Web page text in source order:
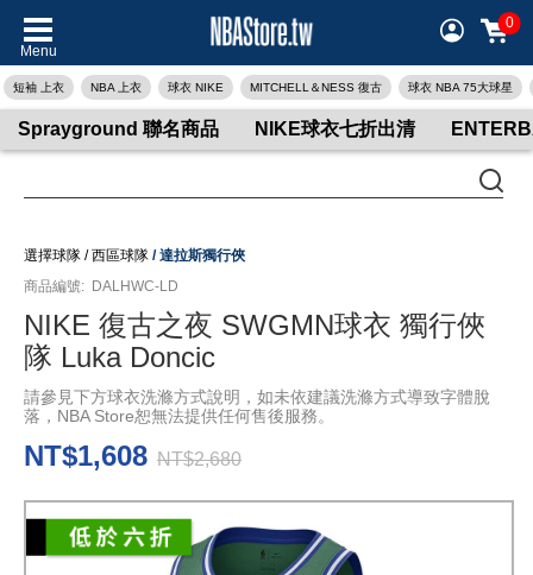
Menu
0
短袖 上衣 NBA 上衣 球衣 NIKE MITCHELL＆NESS 復古 球衣 NBA 75大球星
Sprayground 聯名商品 NIKE球衣七折出清
選擇球隊 /西區球隊 /達拉斯獨行俠
商品編號: DALHWC-LD
NIKE 復古之夜 SWGMN球衣 獨行俠
隊 Luka Doncic
請參見下方球衣洗滌方式說明，如未依建議洗滌方式導致字體脫
落，NBA Store恕無法提供任何售後服務。
NT$1,608 NT$2,680